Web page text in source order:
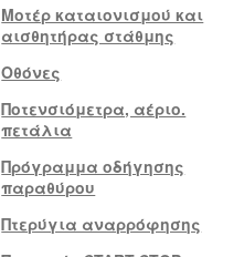
Μοτέρ καταιονισμού και
αισθητήρας στάθμης
Οθόνες
Ποτενσιόμετρα, αέριο.
πετάλια
Πρόγραμμα οδήγησης
παραθύρου
Πτερύγια αναρρόφησης